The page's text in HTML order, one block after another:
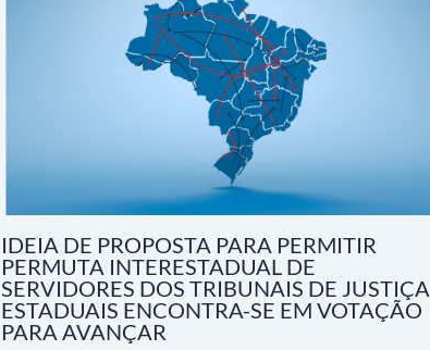
IDEIA DE PROPOSTA PARA PERMITIR
PERMUTA INTERESTADUAL DE
SERVIDORES DOS TRIBUNAIS DE JUSTIÇA
ESTADUAIS ENCONTRA-SE EM VOTAÇÃO
PARA AVANÇAR